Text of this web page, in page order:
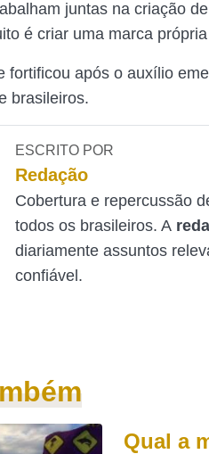
juntas na criação
é criar uma marca
fortificou após o auxílio
brasileiros.
ESCRITO POR
Redação
Cobertura e repercussão
todos os brasileiros. A
diariamente assuntos
confiável.
Qual a